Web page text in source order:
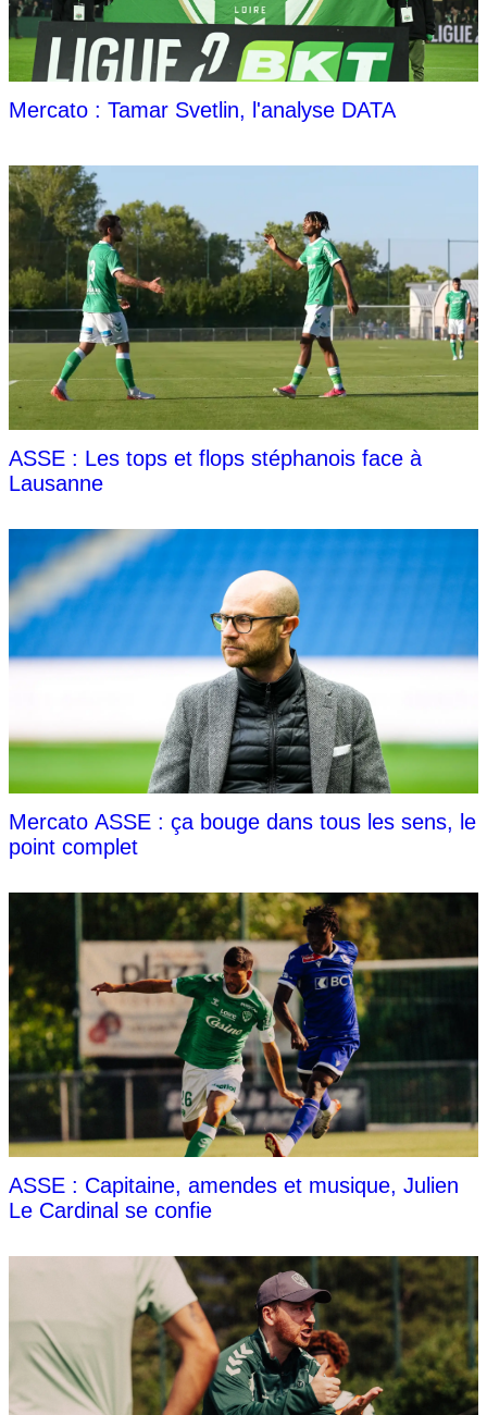
Mercato : Tamar Svetlin, l'analyse DATA
ASSE : Les tops et flops stéphanois face à
Lausanne
Mercato ASSE : ça bouge dans tous les sens, le
point complet
ASSE : Capitaine, amendes et musique, Julien
Le Cardinal se confie